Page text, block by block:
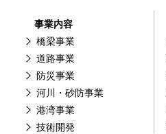
事業内容
橋梁事業
道路事業
防災事業
河川・砂防事業
港湾事業
技術開発